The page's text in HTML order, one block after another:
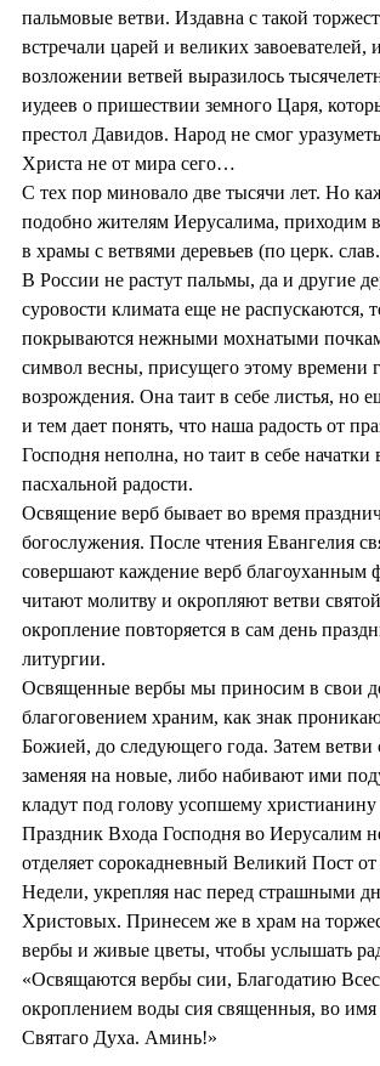
пальмовые ветви. Издавна с такой
встречали царей и великих завоевателей,
возложении ветвей выразилось
иудеев о пришествии земного Царя,
престол Давидов. Народ не смог
Христа не от мира сего…
С тех пор миновало две тысячи лет. Но
подобно жителям Иерусалима, приходим
в храмы с ветвями деревьев (по церк.
В России не растут пальмы, да и другие
суровости климата еще не распускаются,
покрываются нежными мохнатыми
символ весны, присущего этому времени
возрождения. Она таит в себе листья, но
и тем дает понять, что наша радость от
Господня неполна, но таит в себе начатки
пасхальной радости.
Освящение верб бывает во время
богослужения. После чтения Евангелия
совершают каждение верб благоуханным
читают молитву и окропляют ветви
окропление повторяется в сам день
литургии.
Освященные вербы мы приносим в свои
благоговением храним, как знак
Божией, до следующего года. Затем ветви
заменяя на новые, либо набивают ими
кладут под голову усопшему христианину
Праздник Входа Господня во Иерусалим
отделяет сорокадневный Великий Пост
Недели, укрепляя нас перед страшными
Христовых. Принесем же в храм на
вербы и живые цветы, чтобы услышать
«Освящаются вербы сии, Благодатию
окроплением воды сия священныя, во
Святаго Духа. Аминь!»